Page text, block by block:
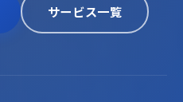
サービス一覧